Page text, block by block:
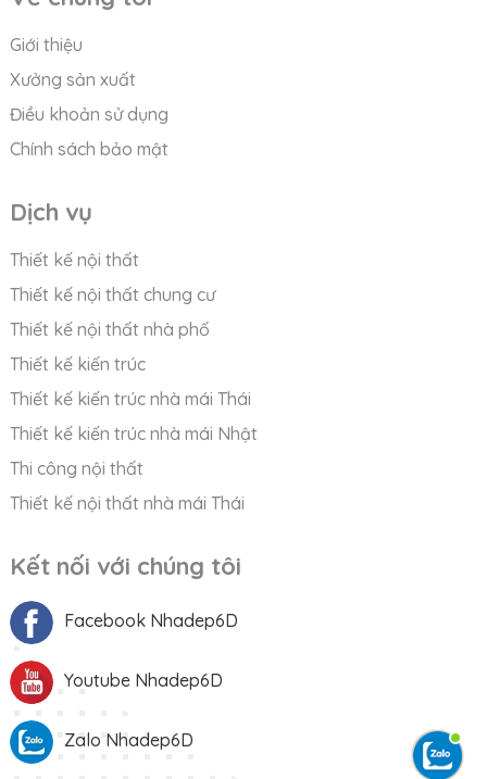
Giới thiệu
Xưởng sản xuất
Điều khoản sử dụng
Chính sách bảo mật
Dịch vụ
Thiết kế nội thất
Thiết kế nội thất chung cư
Thiết kế nội thất nhà phố
Thiết kế kiến trúc
Thiết kế kiến trúc nhà mái Thái
Thiết kế kiến trúc nhà mái Nhật
Thi công nội thất
Thiết kế nội thất nhà mái Thái
Kết nối với chúng tôi
Facebook Nhadep6D
Youtube Nhadep6D
Zalo Nhadep6D